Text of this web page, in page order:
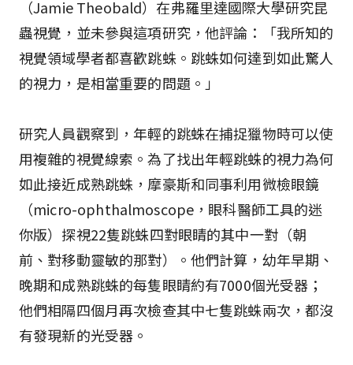
（Jamie Theobald）在弗羅里達國際大學研究昆
蟲視覺，並未參與這項研究，他評論：「我所知的
視覺領域學者都喜歡跳蛛。跳蛛如何達到如此驚人
的視力，是相當重要的問題。」
研究人員觀察到，年輕的跳蛛在捕捉獵物時可以使
用複雜的視覺線索。為了找出年輕跳蛛的視力為何
如此接近成熟跳蛛，摩豪斯和同事利用微檢眼鏡
（micro-ophthalmoscope，眼科醫師工具的迷
你版）探視22隻跳蛛四對眼睛的其中一對（朝
前、對移動靈敏的那對）。他們計算，幼年早期、
晚期和成熟跳蛛的每隻眼睛約有7000個光受器；
他們相隔四個月再次檢查其中七隻跳蛛兩次，都沒
有發現新的光受器。